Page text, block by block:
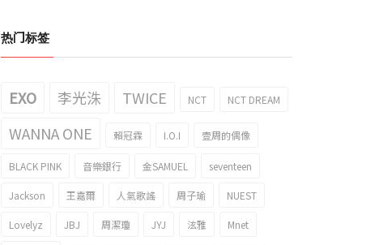
热门标签
EXO 李光洙 TWICE NCT NCT DREAM
WANNA ONE 賴冠霖 I.O.I 壹周的偶像
BLACK PINK 音樂銀行 金SAMUEL seventeen
Jackson 王嘉爾 人氣歌謠 周子瑜 NUEST
Lovelyz JBJ 周潔瓊 JYJ 泫雅 Mnet